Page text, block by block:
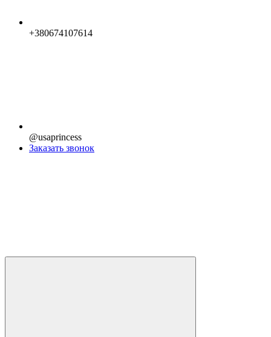
+380674107614
@usaprincess
Заказать звонок